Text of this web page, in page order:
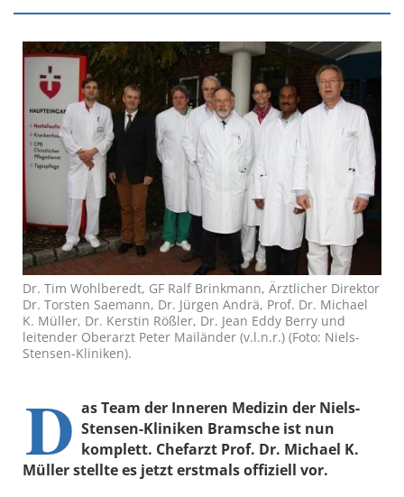
Dr. Tim Wohlberedt, GF Ralf Brinkmann, Ärztlicher Direktor
Dr. Torsten Saemann, Dr. Jürgen Andrä, Prof. Dr. Michael
K. Müller, Dr. Kerstin Rößler, Dr. Jean Eddy Berry und
leitender Oberarzt Peter Mailänder (v.l.n.r.) (Foto: Niels-
Stensen-Kliniken).
D as Team der Inneren Medizin der Niels-
Stensen-Kliniken Bramsche ist nun
komplett. Chefarzt Prof. Dr. Michael K.
Müller stellte es jetzt erstmals offiziell vor.